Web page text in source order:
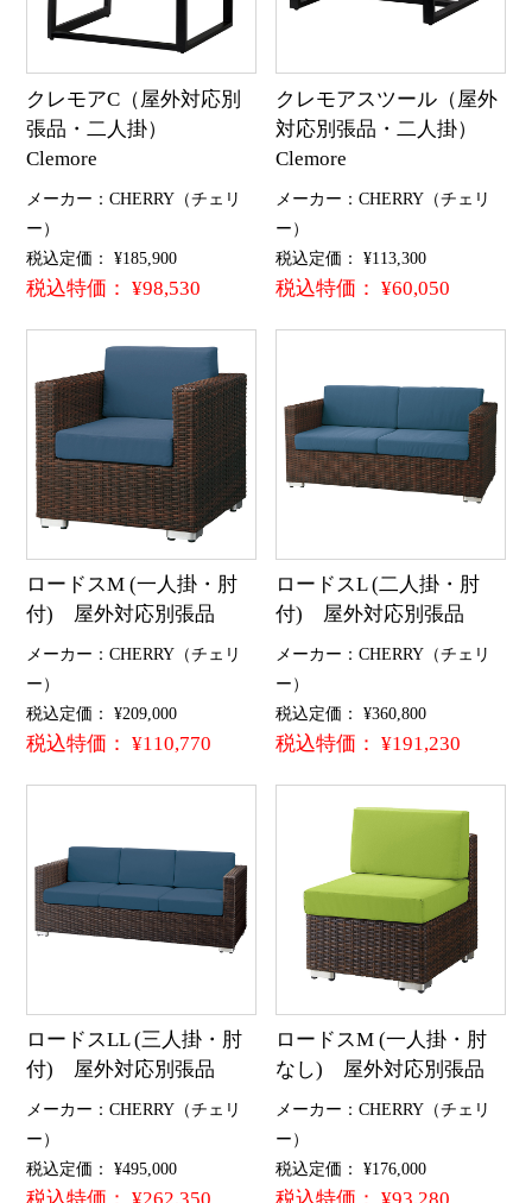
クレモアC（屋外対応別
張品・二人掛）
Clemore
メーカー：CHERRY（チェリ
ー）
税込定価： ¥185,900
税込特価： ¥98,530
クレモアスツール（屋外
対応別張品・二人掛）
Clemore
メーカー：CHERRY（チェリ
ー）
税込定価： ¥113,300
税込特価： ¥60,050
ロードスM (一人掛・肘
付) 屋外対応別張品
メーカー：CHERRY（チェリ
ー）
税込定価： ¥209,000
税込特価： ¥110,770
ロードスL (二人掛・肘
付) 屋外対応別張品
メーカー：CHERRY（チェリ
ー）
税込定価： ¥360,800
税込特価： ¥191,230
ロードスLL (三人掛・肘
付) 屋外対応別張品
メーカー：CHERRY（チェリ
ー）
税込定価： ¥495,000
ロードスM (一人掛・肘
なし) 屋外対応別張品
メーカー：CHERRY（チェリ
ー）
税込定価： ¥176,000